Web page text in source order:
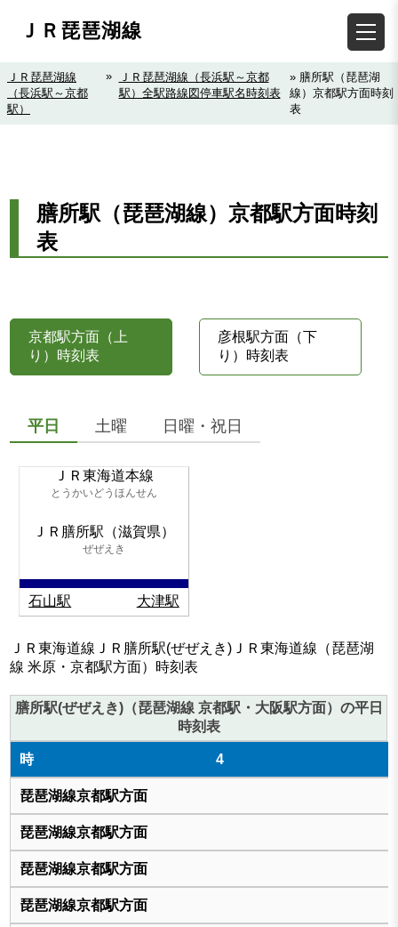
ＪＲ琵琶湖線
ＪＲ琵琶湖線
（長浜駅～京都
駅）
»
ＪＲ琵琶湖線（長浜駅～京都
駅）全駅路線図停車駅名時刻表
» 膳所駅（琵琶湖
線）京都駅方面時刻
表
膳所駅（琵琶湖線）京都駅方面時刻
表
京都駅方面（上
り）時刻表
彦根駅方面（下
り）時刻表
平日 土曜 日曜・祝日
ＪＲ東海道本線
とうかいどうほんせん
ＪＲ膳所駅（滋賀県）
ぜぜえき
石山駅 大津駅
ＪＲ東海道線ＪＲ膳所駅(ぜぜえき)ＪＲ東海道線（琵琶湖
線 米原・京都駅方面）時刻表
膳所駅(ぜぜえき)（琵琶湖線 京都駅・大阪駅方面）の平日
時刻表
4